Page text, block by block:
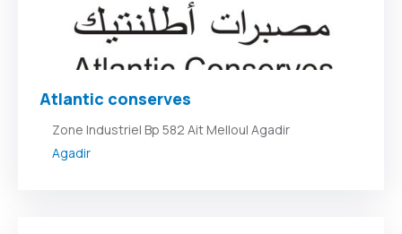
Atlantic conserves
Zone Industriel Bp 582 Ait Melloul Agadir
Agadir